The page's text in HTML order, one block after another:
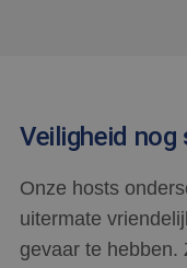
Veiligheid
Onze hosts
uitermate
gevaar te hebben.